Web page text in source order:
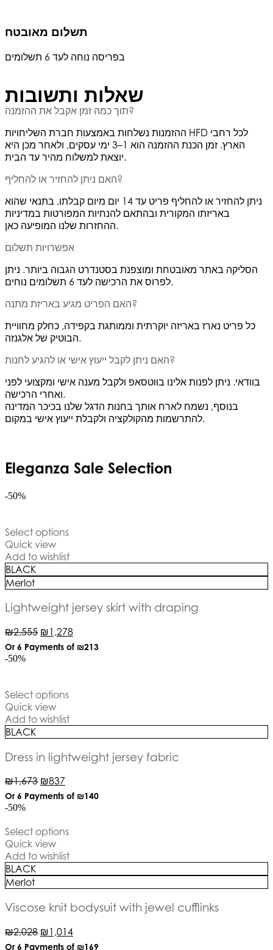
תשלום מאובטח
בפריסה נוחה לעד 6 תשלומים
שאלות ותשובות
תוך כמה זמן אקבל את ההזמנה?
ההזמנות נשלחות באמצעות חברת השליחויות HFD לכל רחבי
הארץ. זמן הכנת ההזמנה הוא 1–3 ימי עסקים, ולאחר מכן היא
יוצאת למשלוח מהיר עד הבית.
האם ניתן להחזיר או להחליף?
ניתן להחזיר או להחליף פריט עד 14 יום מיום קבלתו, בתנאי שהוא
באריזתו המקורית ובהתאם להנחיות המפורטות במדיניות
ההחזרות שלנו המופיעה כאן.
אפשרויות תשלום
הסליקה באתר מאובטחת ומוצפנת בסטנדרט הגבוה ביותר. ניתן
לפרוס את הרכישה לעד 6 תשלומים נוחים.
האם הפריט מגיע באריזת מתנה?
כל פריט נארז באריזה יוקרתית וממותגת בקפידה, כחלק מחוויית
הבוטיק של אלגנזה.
האם ניתן לקבל ייעוץ אישי או להגיע לחנות?
בוודאי. ניתן לפנות אלינו בווטסאפ ולקבל מענה אישי ומקצועי לפני
ואחרי הרכישה.
בנוסף, נשמח לארח אותך בחנות הדגל שלנו בכיכר המדינה
להתרשמות מהקולקציה ולקבלת ייעוץ אישי במקום.
Eleganza Sale Selection
-50%
Select options
Quick view
Add to wishlist
BLACK
Merlot
Lightweight jersey skirt with draping
₪2,555 ₪1,278
Or 6 Payments of ₪213
-50%
Select options
Quick view
Add to wishlist
BLACK
Dress in lightweight jersey fabric
₪1,673 ₪837
Or 6 Payments of ₪140
-50%
Select options
Quick view
Add to wishlist
BLACK
Merlot
Viscose knit bodysuit with jewel cufflinks
₪2,028 ₪1,014
Or 6 Payments of ₪169